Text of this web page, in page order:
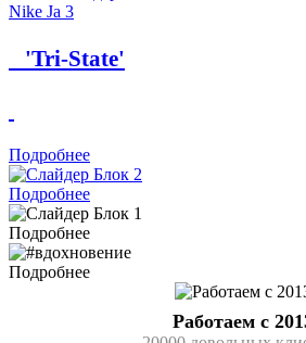
Nike Ja 3
'Tri-State'
Подробнее
Подробнее
Подробнее
Подробнее
Работаем с